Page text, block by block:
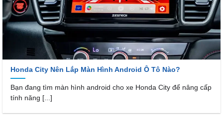
Honda City Nên Lắp Màn Hình Android Ô Tô Nào?
Bạn đang tìm màn hình android cho xe Honda City để nâng cấp
tính năng [...]